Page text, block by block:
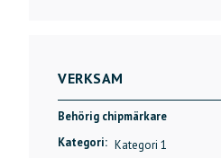
VERKSAM
Behörig chipmärkare
Kategori: Kategori 1